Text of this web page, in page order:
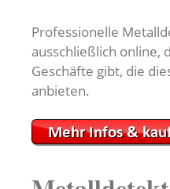
Professionelle
ausschließlich online,
Geschäfte gibt, die
anbieten.